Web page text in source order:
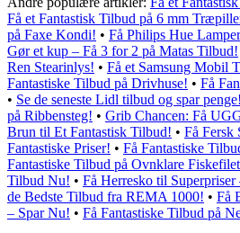
Få et Fantastisk Tilbud på 6 mm
på Faxe Kondi! • Få Philips Hue
Gør et kup – Få 3 for 2 på Matas Tilbud!
Ren Stearinlys! • Få et Samsung Mobil
Fantastiske Tilbud på Drivhuse! • Få
• Se de seneste Lidl tilbud og spar penge!
på Ribbensteg! • Grib Chancen: Få
Brun til Et Fantastisk Tilbud! • Få Fersk
Fantastiske Priser! • Få Fantastiske
Fantastiske Tilbud på Ovnklare
Tilbud Nu! • Få Herresko til
de Bedste Tilbud fra REMA 1000! • Få
– Spar Nu! • Få Fantastiske Tilbud på